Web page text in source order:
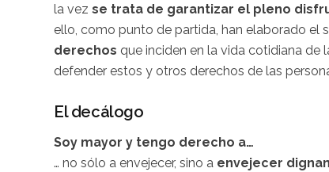
la vez se trata de garantizar el pleno
ello, como punto de partida, han elaborado el
derechos que inciden en la vida cotidiana de
defender estos y otros derechos de las
El decálogo
Soy mayor y tengo derecho a…
… no sólo a envejecer, sino a envejecer